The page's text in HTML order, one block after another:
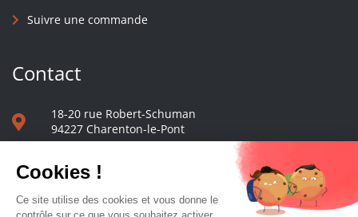
Suivre une commande
Contact
18-20 rue Robert-Schuman
94227 Charenton-le-Pont